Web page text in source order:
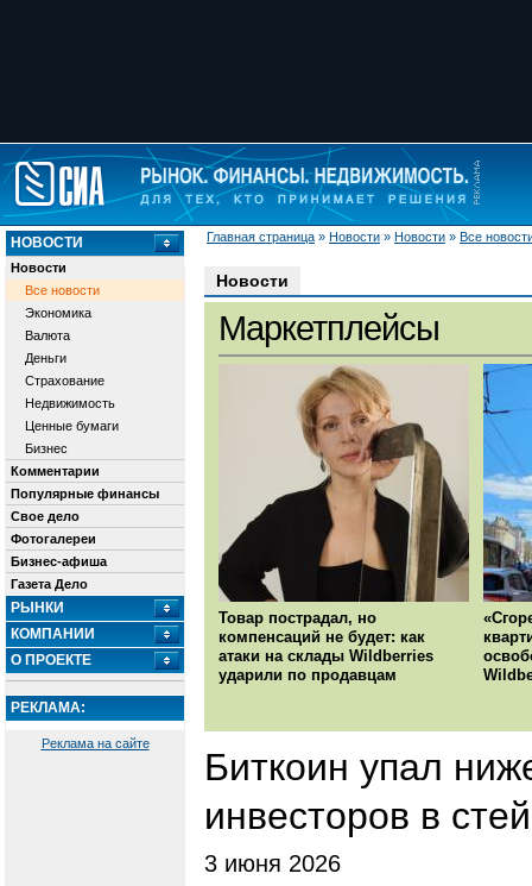
Главная страница » Новости » Новости » Все
НОВОСТИ
Новости
Все новости
Экономика
Валюта
Деньги
Страхование
Недвижимость
Ценные бумаги
Бизнес
Комментарии
Популярные финансы
Свое дело
Фотогалереи
Бизнес-афиша
Газета Дело
РЫНКИ
КОМПАНИИ
О ПРОЕКТЕ
РЕКЛАМА:
Реклама на сайте
Новости
Маркетплейсы
Товар пострадал, но
компенсаций не будет: как
атаки на склады Wildberries
ударили по продавцам
Биткоин упал
инвесторов в
3 июня 2026